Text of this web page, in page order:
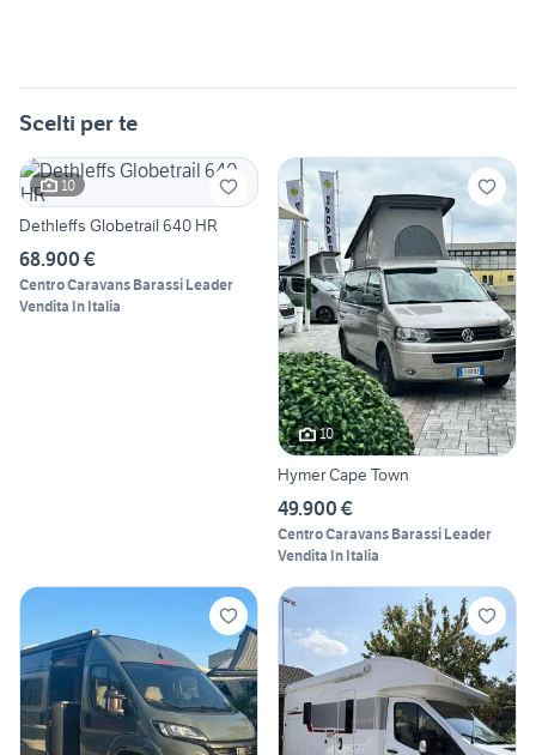
Scelti per te
10
Dethleffs Globetrail 640 HR
68.900 €
Centro Caravans Barassi Leader
Vendita In Italia
10
Hymer Cape Town
49.900 €
Centro Caravans Barassi Leader
Vendita In Italia